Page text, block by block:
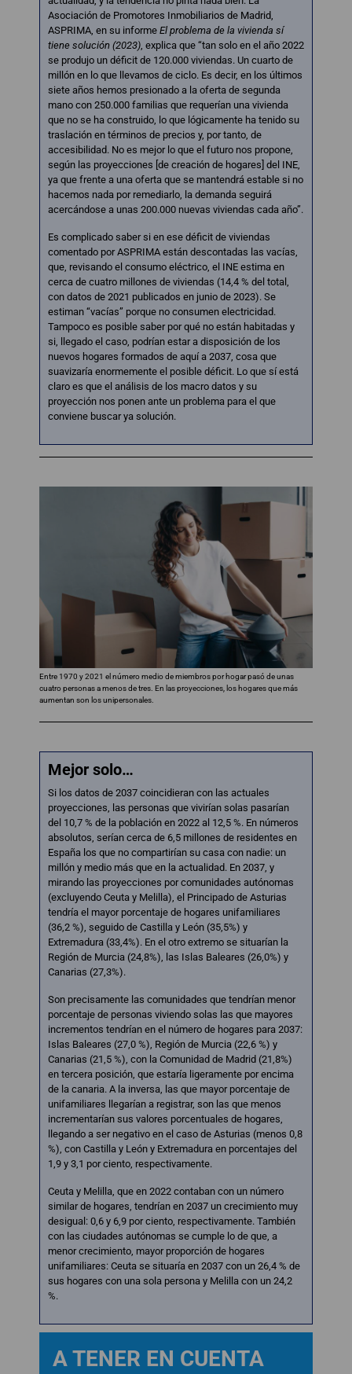
Asociación de Promotores Inmobiliarios de Madrid,
ASPRIMA, en su informe El problema de la vivienda sí
tiene solución (2023) , explica que “tan solo en el año 2022
se produjo un déficit de 120.000 viviendas. Un cuarto de
millón en lo que llevamos de ciclo. Es decir, en los últimos
siete años hemos presionado a la oferta de segunda
mano con 250.000 familias que requerían una vivienda
que no se ha construido, lo que lógicamente ha tenido su
traslación en términos de precios y, por tanto, de
accesibilidad. No es mejor lo que el futuro nos propone,
según las proyecciones [de creación de hogares] del INE,
ya que frente a una oferta que se mantendrá estable si no
hacemos nada por remediarlo, la demanda seguirá
acercándose a unas 200.000 nuevas viviendas cada año”.
Es complicado saber si en ese déficit de viviendas
comentado por ASPRIMA están descontadas las vacías,
que, revisando el consumo eléctrico, el INE estima en
cerca de cuatro millones de viviendas (14,4 % del total,
con datos de 2021 publicados en junio de 2023). Se
estiman “vacías” porque no consumen electricidad.
Tampoco es posible saber por qué no están habitadas y
si, llegado el caso, podrían estar a disposición de los
nuevos hogares formados de aquí a 2037, cosa que
suavizaría enormemente el posible déficit. Lo que sí está
claro es que el análisis de los macro datos y su
proyección nos ponen ante un problema para el que
conviene buscar ya solución.
Entre 1970 y 2021 el número medio de miembros por hogar pasó de unas
cuatro personas a menos de tres. En las proyecciones, los hogares que más
aumentan son los unipersonales.
Mejor solo…
Si los datos de 2037 coincidieran con las actuales
proyecciones, las personas que vivirían solas pasarían
del 10,7 % de la población en 2022 al 12,5 %. En números
absolutos, serían cerca de 6,5 millones de residentes en
España los que no compartirían su casa con nadie: un
millón y medio más que en la actualidad. En 2037, y
mirando las proyecciones por comunidades autónomas
(excluyendo Ceuta y Melilla), el Principado de Asturias
tendría el mayor porcentaje de hogares unifamiliares
(36,2 %), seguido de Castilla y León (35,5%) y
Extremadura (33,4%). En el otro extremo se situarían la
Región de Murcia (24,8%), las Islas Baleares (26,0%) y
Canarias (27,3%).
Son precisamente las comunidades que tendrían menor
porcentaje de personas viviendo solas las que mayores
incrementos tendrían en el número de hogares para 2037:
Islas Baleares (27,0 %), Región de Murcia (22,6 %) y
Canarias (21,5 %), con la Comunidad de Madrid (21,8%)
en tercera posición, que estaría ligeramente por encima
de la canaria. A la inversa, las que mayor porcentaje de
unifamiliares llegarían a registrar, son las que menos
incrementarían sus valores porcentuales de hogares,
llegando a ser negativo en el caso de Asturias (menos 0,8
%), con Castilla y León y Extremadura en porcentajes del
1,9 y 3,1 por ciento, respectivamente.
Ceuta y Melilla, que en 2022 contaban con un número
similar de hogares, tendrían en 2037 un crecimiento muy
desigual: 0,6 y 6,9 por ciento, respectivamente. También
con las ciudades autónomas se cumple lo de que, a
menor crecimiento, mayor proporción de hogares
unifamiliares: Ceuta se situaría en 2037 con un 26,4 % de
sus hogares con una sola persona y Melilla con un 24,2
%.
A TENER EN CUENTA